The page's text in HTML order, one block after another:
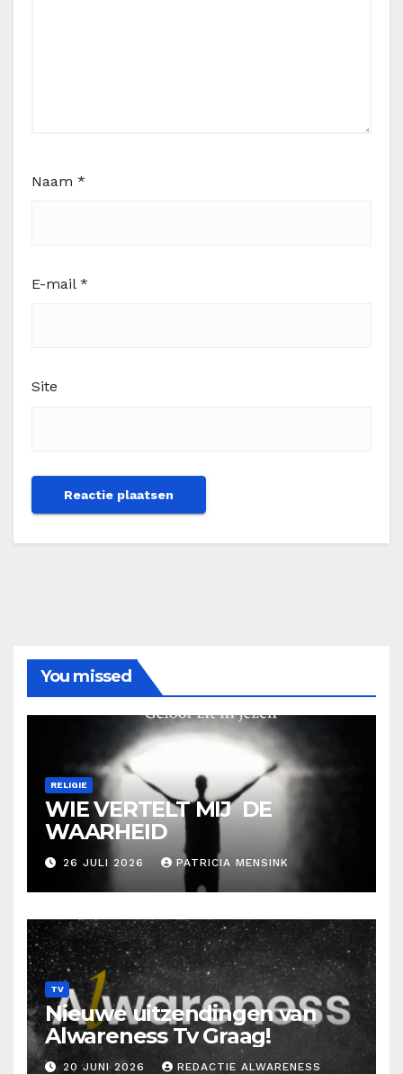
Naam *
E-mail *
Site
You missed
RELIGIE
WIE VERTELT MIJ DE
WAARHEID
26 JULI 2026 PATRICIA MENSINK
TV
Nieuwe uitzendingen van
Alwareness Tv Graag!
20 JUNI 2026 REDACTIE ALWARENESS